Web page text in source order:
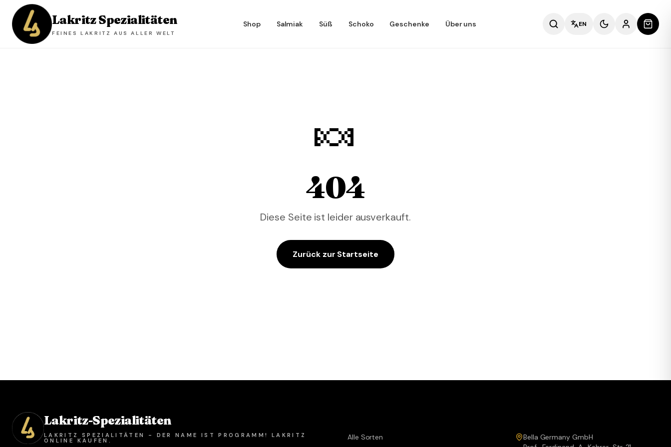
Lakritz Spezialitäten
FEINES LAKRITZ AUS ALLER WELT
Shop Salmiak Süß Schoko Geschenke Über uns EN
🍬
404
Diese Seite ist leider ausverkauft.
Zurück zur Startseite
Lakritz-Spezialitäten
LAKRITZ SPEZIALITÄTEN - DER NAME IST PROGRAMM! LAKRITZ
ONLINE KAUFEN. Alle Sorten
Bella Germany GmbH